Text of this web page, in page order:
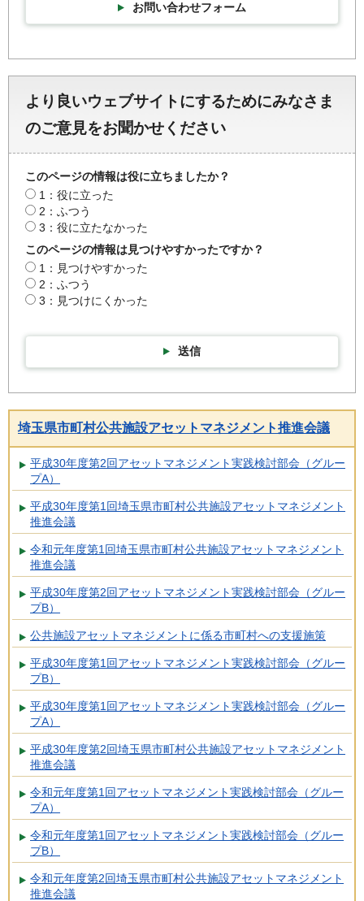
お問い合わせフォーム
より良いウェブサイトにするためにみなさま
のご意見をお聞かせください
このページの情報は役に立ちましたか？
1：役に立った
2：ふつう
3：役に立たなかった
このページの情報は見つけやすかったですか？
1：見つけやすかった
2：ふつう
3：見つけにくかった
送信
埼玉県市町村公共施設アセットマネジメント推進会議
平成30年度第2回アセットマネジメント実践検討部会（グルー
プA）
平成30年度第1回埼玉県市町村公共施設アセットマネジメント
推進会議
令和元年度第1回埼玉県市町村公共施設アセットマネジメント
推進会議
平成30年度第2回アセットマネジメント実践検討部会（グルー
プB）
公共施設アセットマネジメントに係る市町村への支援施策
平成30年度第1回アセットマネジメント実践検討部会（グルー
プB）
平成30年度第1回アセットマネジメント実践検討部会（グルー
プA）
平成30年度第2回埼玉県市町村公共施設アセットマネジメント
推進会議
令和元年度第1回アセットマネジメント実践検討部会（グルー
プA）
令和元年度第1回アセットマネジメント実践検討部会（グルー
プB）
令和元年度第2回埼玉県市町村公共施設アセットマネジメント
推進会議